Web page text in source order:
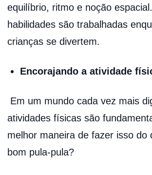
equilíbrio, ritmo e noção
habilidades são trabalhadas
crianças se divertem.
Encorajando a atividade
Em um mundo cada vez mais
atividades físicas são
melhor maneira de fazer isso do
bom pula-pula?